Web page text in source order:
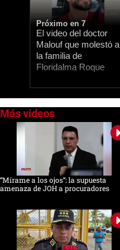
Próximo en 7
​El video del doctor
Malouf que molestó a
la familia de
Floridalma Roque
seconds
“Mírame a los ojos”: la supuesta
amenaza de JOH a procuradores